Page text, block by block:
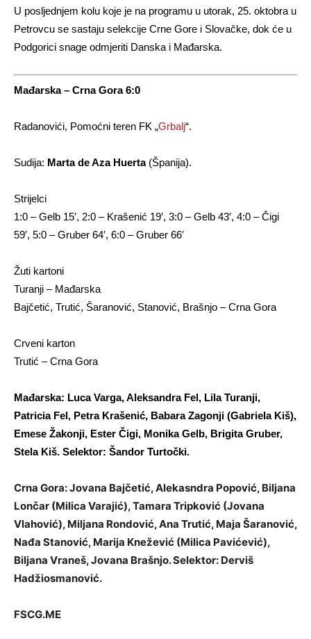
U posljednjem kolu koje je na programu u utorak, 25. oktobra u
Petrovcu se sastaju selekcije Crne Gore i Slovačke, dok će u
Podgorici snage odmjeriti Danska i Mađarska.
Mađarska – Crna Gora 6:0
Radanovići, Pomoćni teren FK „Grbalj“.
Sudija: Marta de Aza Huerta(Španija).
Strijelci
1:0 – Gelb 15′, 2:0 – Krašenić 19′, 3:0 – Gelb 43′, 4:0 – Čigi
59′, 5:0 – Gruber 64′, 6:0 – Gruber 66′
Žuti kartoni
Turanji – Mađarska
Bajčetić, Trutić, Šaranović, Stanović, Brašnjo – Crna Gora
Crveni karton
Trutić – Crna Gora
Mađarska: Luca Varga, Aleksandra Fel, Lila Turanji,
Patricia Fel, Petra Krašenić, Babara Zagonji (Gabriela Kiš),
Emese Žakonji, Ester Čigi, Monika Gelb, Brigita Gruber,
Stela Kiš. Selektor: Šandor Turtočki.
Crna Gora: Jovana Bajčetić, Alekasndra Popović, Biljana
Lončar (Milica Varajić), Tamara Tripković (Jovana
Vlahović), Miljana Rondović, Ana Trutić, Maja Šaranović,
Nađa Stanović, Marija Knežević (Milica Pavićević),
Biljana Vraneš, Jovana Brašnjo. Selektor: Derviš
Hadžiosmanović.
FSCG.ME